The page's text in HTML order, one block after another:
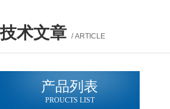
技术文章 / ARTICLE
产品列表
PROUCTS LIST